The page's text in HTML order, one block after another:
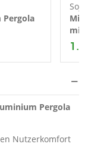
Pergola
mit
Pergola
Nutzerkomfort